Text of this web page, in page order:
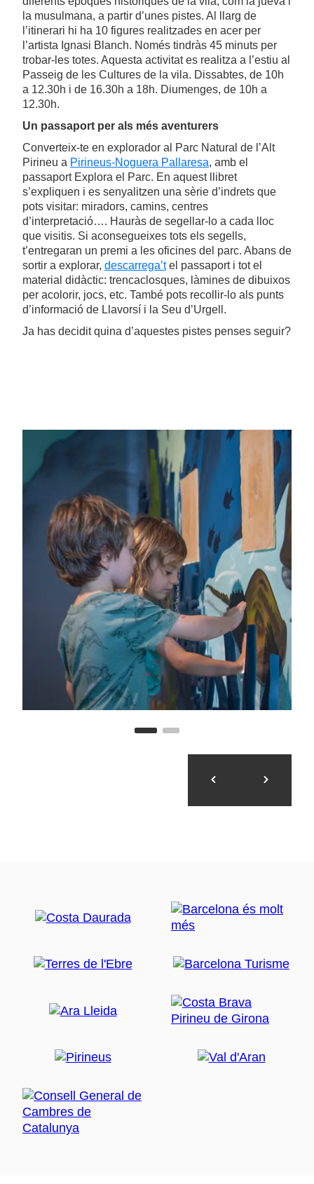
la musulmana, a partir d’unes pistes. Al llarg de
l’itinerari hi ha 10 figures realitzades en acer per
l’artista Ignasi Blanch. Només tindràs 45 minuts per
trobar-les totes. Aquesta activitat es realitza a l’estiu al
Passeig de les Cultures de la vila. Dissabtes, de 10h
a 12.30h i de 16.30h a 18h. Diumenges, de 10h a
12.30h.
Un passaport per als més aventurers
Converteix-te en explorador al Parc Natural de l’Alt
Pirineu a Pirineus-Noguera Pallaresa, amb el
passaport Explora el Parc. En aquest llibret
s’expliquen i es senyalitzen una sèrie d’indrets que
pots visitar: miradors, camins, centres
d’interpretació…. Hauràs de segellar-lo a cada lloc
que visitis. Si aconsegueixes tots els segells,
t’entregaran un premi a les oficines del parc. Abans de
sortir a explorar, descarrega’tel passaport i tot el
material didàctic: trencaclosques, làmines de dibuixos
per acolorir, jocs, etc. També pots recollir-lo als punts
d’informació de Llavorsí i la Seu d’Urgell.
Ja has decidit quina d’aquestes pistes penses seguir?